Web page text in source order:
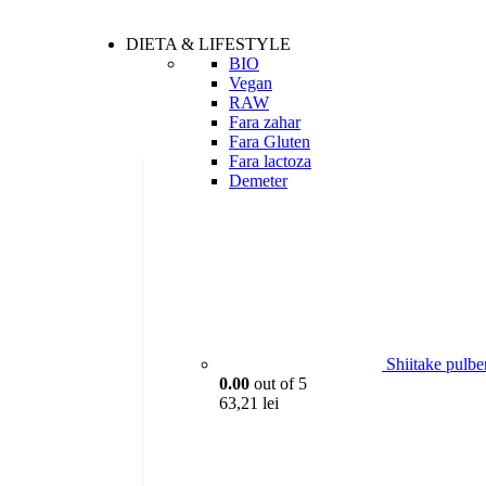
DIETA & LIFESTYLE
BIO
Vegan
RAW
Fara zahar
Fara Gluten
Fara lactoza
Demeter
Shiitake
0.00 out of 5
63,21 lei